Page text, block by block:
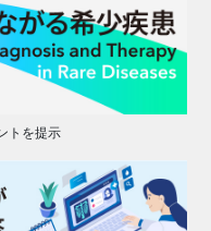
トを提示